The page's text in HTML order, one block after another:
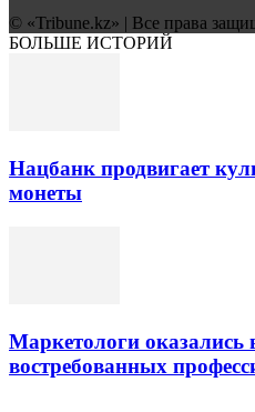
© «Tribune.kz» | Все права
БОЛЬШЕ ИСТОРИЙ
Нацбанк продвигает
монеты
Маркетологи оказались
востребованных